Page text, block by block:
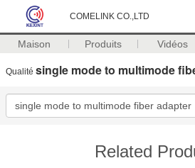
COMELINK CO.,LTD
Maison Produits Vidéos
Qualité single mode to multimode
Related